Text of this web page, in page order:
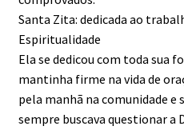
Santa Zita: dedicada ao
Espiritualidade
Ela se dedicou com toda sua
mantinha firme na vida de
pela manhã na comunidade e
sempre buscava questionar a